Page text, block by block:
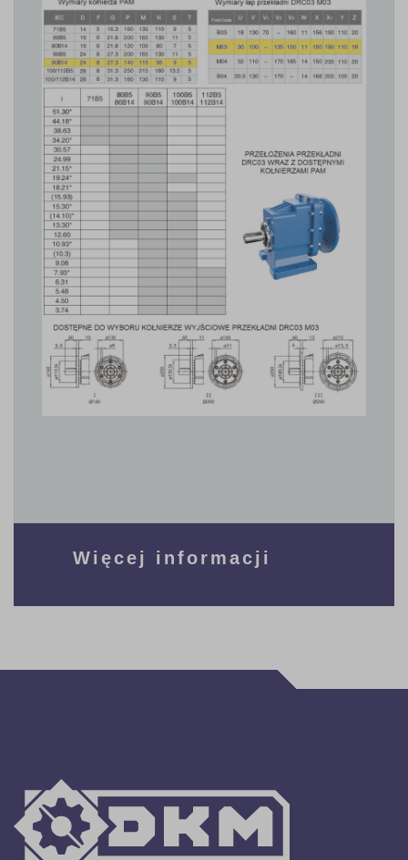
Więcej informacji